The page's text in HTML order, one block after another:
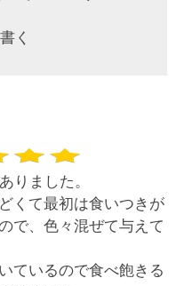
く
りました。
くて最初は食いつきが
で、色々混ぜて与えて
ているので食べ飽きる